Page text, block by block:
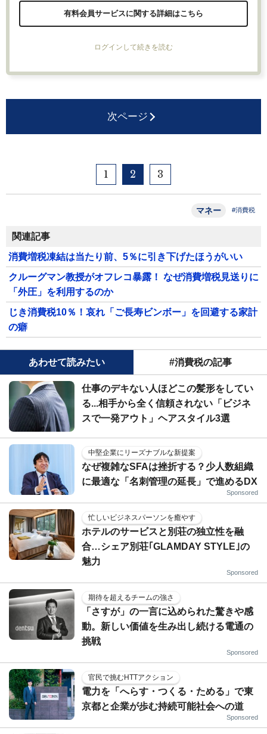
有料会員サービスに関する詳細はこちら
ログインして続きを読む
次ページ
1 2 3
マネー #消費税
関連記事
消費増税凍結は当たり前、5％に引き下げたほうがいい
クルーグマン教授がオフレコ暴露！ なぜ消費増税見送りに
「外圧」を利用するのか
じき消費税10％！哀れ「ご長寿ビンボー」を回避する家計
の癖
あわせて読みたい #消費税の記事
仕事のデキない人ほどこの髪形をしてい
る...相手から全く信頼されない「ビジネ
スで一発アウト」ヘアスタイル3選
中堅企業にリーズナブルな新提案
なぜ複雑なSFAは挫折する？少人数組織
に最適な「名刺管理の延長」で進めるDX
Sponsored
忙しいビジネスパーソンを癒やす
ホテルのサービスと別荘の独立性を融
合…シェア別荘｢GLAMDAY STYLE｣の
魅力
Sponsored
期待を超えるチームの強さ
「さすが」の一言に込められた驚きや感
動。新しい価値を生み出し続ける電通の
挑戦
Sponsored
官民で挑むHTTアクション
電力を「へらす・つくる・ためる」で東
京都と企業が歩む持続可能社会への道
Sponsored